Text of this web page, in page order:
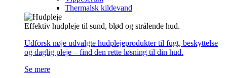
Thermalsk kildevand
Effektiv hudpleje til sund, blød og strålende hud.
Udforsk nøje udvalgte hudplejeprodukter til fugt, beskyttelse
og daglig pleje – find den rette løsning til din hud.
Se mere